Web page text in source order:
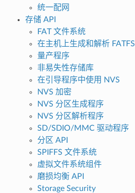
统一配网
存储 API
FAT 文件系统
在主机上生成和解析 FATFS
量产程序
非易失性存储库
在引导程序中使用 NVS
NVS 加密
NVS 分区生成程序
NVS 分区解析程序
SD/SDIO/MMC 驱动程序
分区 API
SPIFFS 文件系统
虚拟文件系统组件
磨损均衡 API
Storage Security